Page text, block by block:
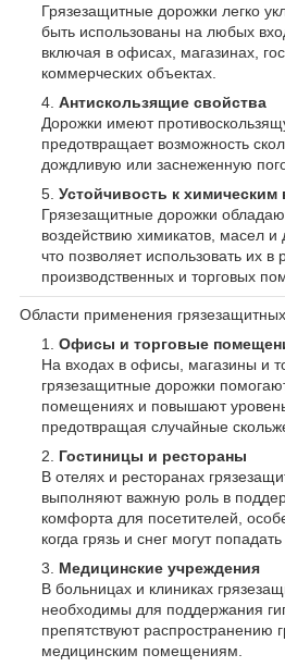
Грязезащитные дорожки легко
быть использованы на любых
включая в офисах, магазинах,
коммерческих объектах.
Антискользящие свойства
Дорожки имеют
предотвращает возможность
дождливую или заснеженную
Устойчивость к химическим
Грязезащитные дорожки
воздействию химикатов, масел и
что позволяет использовать их в
производственных и торговых
Области применения
Офисы и торговые
На входах в офисы, магазины и
грязезащитные дорожки
помещениях и повышают уровень
предотвращая случайные
Гостиницы и рестораны
В отелях и ресторанах
выполняют важную роль в
комфорта для посетителей,
когда грязь и снег могут
Медицинские учреждения
В больницах и клиниках
необходимы для поддержания
препятствуют распространению
медицинским помещениям.